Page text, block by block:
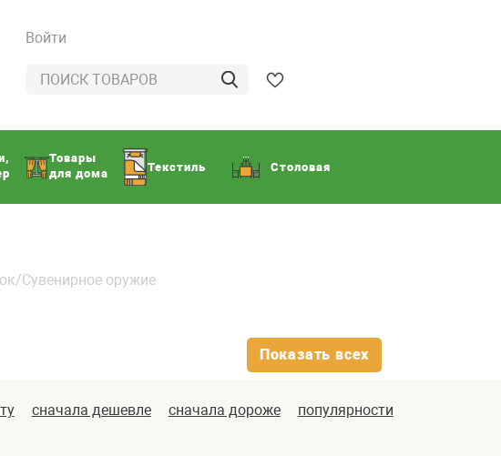
Войти
Товары
для дома
Текстиль Столовая
Сувенирное оружие
Показать всех
сначала дешевле сначала дороже популярности